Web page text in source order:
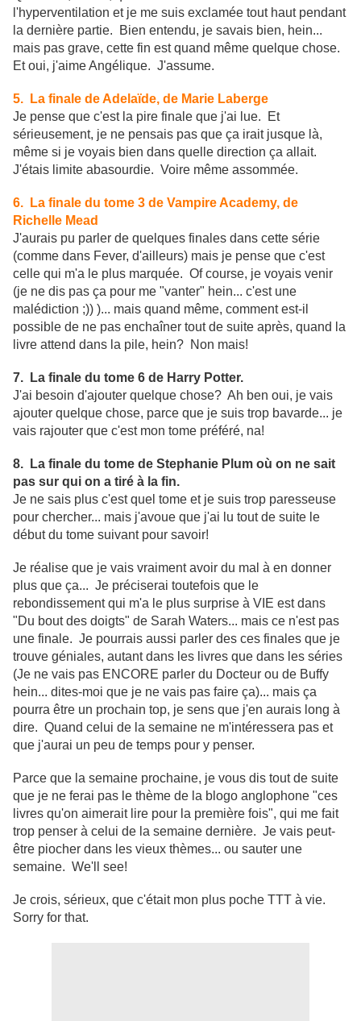
l'hyperventilation et je me suis exclamée tout haut pendant
la dernière partie. Bien entendu, je savais bien, hein...
mais pas grave, cette fin est quand même quelque chose.
Et oui, j'aime Angélique. J'assume.
5. La finale de Adelaïde, de Marie Laberge
Je pense que c'est la pire finale que j'ai lue. Et
sérieusement, je ne pensais pas que ça irait jusque là,
même si je voyais bien dans quelle direction ça allait.
J'étais limite abasourdie. Voire même assommée.
6. La finale du tome 3 de Vampire Academy, de
Richelle Mead
J'aurais pu parler de quelques finales dans cette série
(comme dans Fever, d'ailleurs) mais je pense que c'est
celle qui m'a le plus marquée. Of course, je voyais venir
(je ne dis pas ça pour me "vanter" hein... c'est une
malédiction ;)) )... mais quand même, comment est-il
possible de ne pas enchaîner tout de suite après, quand la
livre attend dans la pile, hein? Non mais!
7. La finale du tome 6 de Harry Potter.
J'ai besoin d'ajouter quelque chose? Ah ben oui, je vais
ajouter quelque chose, parce que je suis trop bavarde... je
vais rajouter que c'est mon tome préféré, na!
8. La finale du tome de Stephanie Plum où on ne sait
pas sur qui on a tiré à la fin.
Je ne sais plus c'est quel tome et je suis trop paresseuse
pour chercher... mais j'avoue que j'ai lu tout de suite le
début du tome suivant pour savoir!
Je réalise que je vais vraiment avoir du mal à en donner
plus que ça... Je préciserai toutefois que le
rebondissement qui m'a le plus surprise à VIE est dans
"Du bout des doigts" de Sarah Waters... mais ce n'est pas
une finale. Je pourrais aussi parler des ces finales que je
trouve géniales, autant dans les livres que dans les séries
(Je ne vais pas ENCORE parler du Docteur ou de Buffy
hein... dites-moi que je ne vais pas faire ça)... mais ça
pourra être un prochain top, je sens que j'en aurais long à
dire. Quand celui de la semaine ne m'intéressera pas et
que j'aurai un peu de temps pour y penser.
Parce que la semaine prochaine, je vous dis tout de suite
que je ne ferai pas le thème de la blogo anglophone "ces
livres qu'on aimerait lire pour la première fois", qui me fait
trop penser à celui de la semaine dernière. Je vais peut-
être piocher dans les vieux thèmes... ou sauter une
semaine. We'll see!
Je crois, sérieux, que c'était mon plus poche TTT à vie.
Sorry for that.